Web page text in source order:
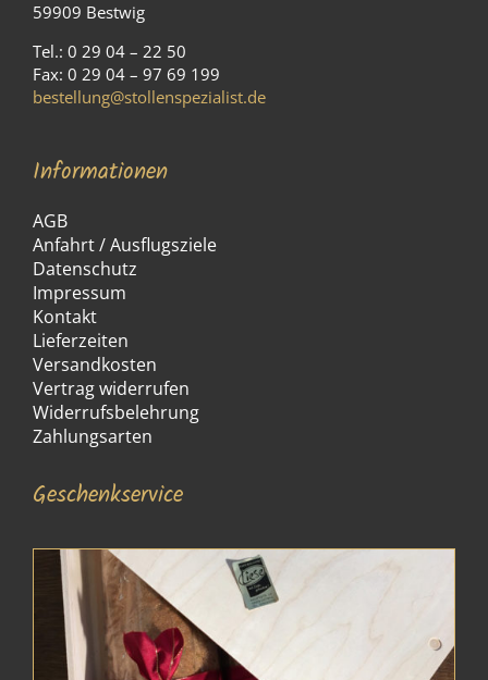
59909 Bestwig
Tel.: 0 29 04 – 22 50
Fax: 0 29 04 – 97 69 199
bestellung@stollenspezialist.de
Informationen
AGB
Anfahrt / Ausflugsziele
Datenschutz
Impressum
Kontakt
Lieferzeiten
Versandkosten
Vertrag widerrufen
Widerrufsbelehrung
Zahlungsarten
Geschenkservice